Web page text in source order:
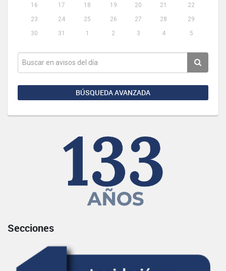
16
17 18 19 20 21
22
23
24 25 26 27 28
29
30
31 1 2 3 4 5
BÚSQUEDA AVANZADA
Secciones